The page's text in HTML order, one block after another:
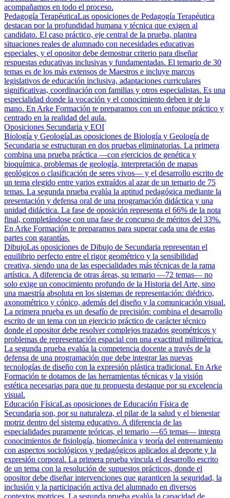
acompañamos en todo el proceso.
Pedagogía TerapéuticaLas oposiciones de Pedagogía Terapéutica
destacan por la profundidad humana y técnica que exigen al
candidato. El caso práctico, eje central de la prueba, plantea
situaciones reales de alumnado con necesidades educativas
especiales, y el opositor debe demostrar criterio para diseñar
respuestas educativas inclusivas y fundamentadas. El temario de 30
temas es de los más extensos de Maestros e incluye marcos
legislativos de educación inclusiva, adaptaciones curriculares
significativas, coordinación con familias y otros especialistas. Es una
especialidad donde la vocación y el conocimiento deben ir de la
mano. En Arke Formación te preparamos con un enfoque práctico y
centrado en la realidad del aula.
Oposiciones Secundaria y EOI
Biología y GeologíaLas oposiciones de Biología y Geología de
Secundaria se estructuran en dos pruebas eliminatorias. La primera
combina una prueba práctica —con ejercicios de genética y
bioquímica, problemas de geología, interpretación de mapas
geológicos o clasificación de seres vivos— y el desarrollo escrito de
un tema elegido entre varios extraídos al azar de un temario de 75
temas. La segunda prueba evalúa la aptitud pedagógica mediante la
presentación y defensa oral de una programación didáctica y una
unidad didáctica. La fase de oposición representa el 66% de la nota
final, completándose con una fase de concurso de méritos del 33%.
En Arke Formación te preparamos para superar cada una de estas
partes con garantías.
DibujoLas oposiciones de Dibujo de Secundaria representan el
equilibrio perfecto entre el rigor geométrico y la sensibilidad
creativa, siendo una de las especialidades más técnicas de la rama
artística. A diferencia de otras áreas, su temario —72 temas— no
solo exige un conocimiento profundo de la Historia del Arte, sino
una maestría absoluta en los sistemas de representación: diédrico,
axonométrico y cónico, además del diseño y la comunicación visual.
La primera prueba es un desafío de precisión: combina el desarrollo
escrito de un tema con un ejercicio práctico de carácter técnico
donde el opositor debe resolver complejos trazados geométricos y
problemas de representación espacial con una exactitud milimétrica.
La segunda prueba evalúa la competencia docente a través de la
defensa de una programación que debe integrar las nuevas
tecnologías de diseño con la expresión plástica tradicional. En Arke
Formación te dotamos de las herramientas técnicas y la visión
estética necesarias para que tu propuesta destaque por su excelencia
visual.
Educación FísicaLas oposiciones de Educación Física de
Secundaria son, por su naturaleza, el pilar de la salud y el bienestar
motriz dentro del sistema educativo. A diferencia de las
especialidades puramente teóricas, el temario —65 temas— integra
conocimientos de fisiología, biomecánica y teoría del entrenamiento
con aspectos sociológicos y pedagógicos aplicados al deporte y la
expresión corporal. La primera prueba vincula el desarrollo escrito
de un tema con la resolución de supuestos prácticos, donde el
opositor debe diseñar intervenciones que garanticen la seguridad, la
inclusión y la participación activa del alumnado en diversos
contextos motrices. La segunda prueba evalúa la capacidad de